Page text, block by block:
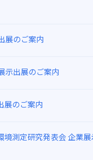
展のご案内
示出展のご案内
展のご案内
測定研究発表会 企業